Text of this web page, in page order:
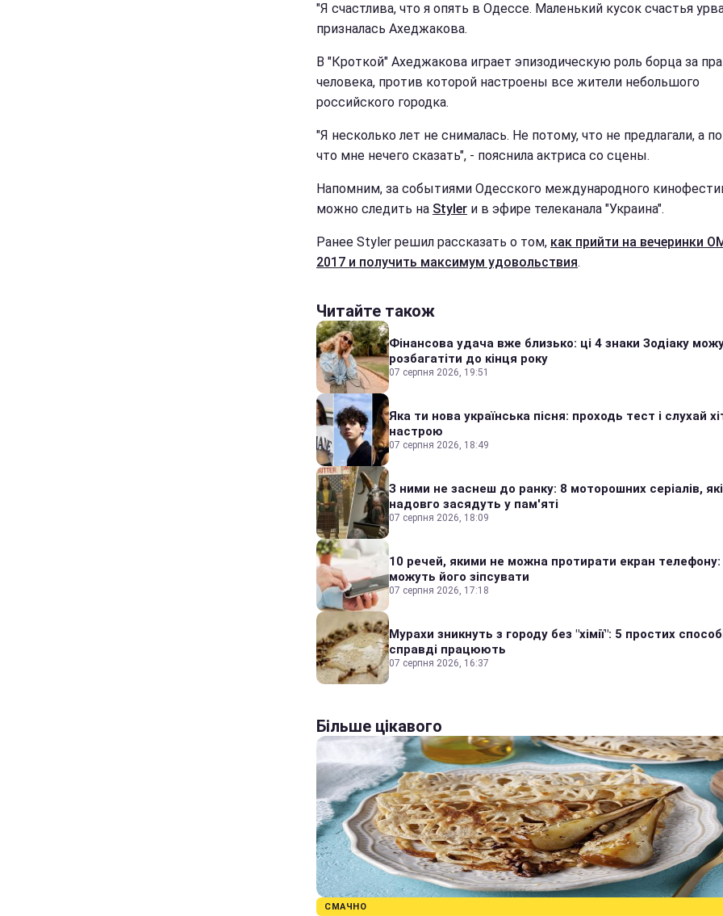
"Я счастлива, что я опять в Одессе. Маленький кусок счастья
призналась Ахеджакова.
В "Кроткой" Ахеджакова играет эпизодическую роль борца за
человека, против которой настроены все жители небольшого
российского городка.
"Я несколько лет не снималась. Не потому, что не предлагали, а
что мне нечего сказать", - пояснила актриса со сцены.
Напомним, за событиями Одесского международного
можно следить на Styler и в эфире телеканала "Украина".
Ранее Styler решил рассказать о том, как прийти на вечеринки
2017 и получить максимум удовольствия.
Читайте також
Фінансова удача вже близько: ці 4 знаки Зодіаку
розбагатіти до кінця року
07 серпня 2026, 19:51
Яка ти нова українська пісня: проходь тест і слухай
настрою
07 серпня 2026, 18:49
З ними не заснеш до ранку: 8 моторошних серіалів, які
надовго засядуть у пам'яті
07 серпня 2026, 18:09
10 речей, якими не можна протирати екран телефону:
можуть його зіпсувати
07 серпня 2026, 17:18
Мурахи зникнуть з городу без "хімії": 5 простих
справді працюють
07 серпня 2026, 16:37
Більше цікавого
СМАЧНО